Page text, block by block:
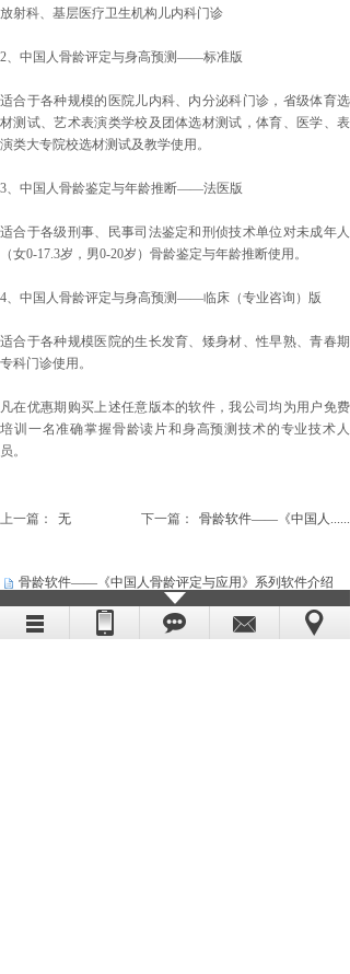
放射科、基层医疗卫生机构儿内科门诊
2、中国人骨龄评定与身高预测——标准版
适合于各种规模的医院儿内科、内分泌科门诊，省级体育选
材测试、艺术表演类学校及团体选材测试，体育、医学、表
演类大专院校选材测试及教学使用。
3、中国人骨龄鉴定与年龄推断——法医版
适合于各级刑事、民事司法鉴定和刑侦技术单位对未成年人
（女0-17.3岁，男0-20岁）骨龄鉴定与年龄推断使用。
4、中国人骨龄评定与身高预测——临床（专业咨询）版
适合于各种规模医院的生长发育、矮身材、性早熟、青春期
专科门诊使用。
凡在优惠期购买上述任意版本的软件，我公司均为用户免费
培训一名准确掌握骨龄读片和身高预测技术的专业技术人
员。
上一篇： 无 下一篇： 骨龄软件——《中国人......
骨龄软件——《中国人骨龄评定与应用》系列软件介绍
2013-09-05